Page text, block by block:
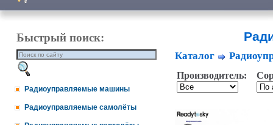
Быстрый поиск:
Радиоуправляемые машины
Радиоуправляемые самолёты
Каталог
Производитель: